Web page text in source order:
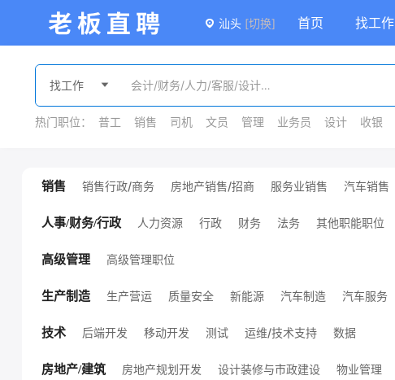
汕头 [切换] 首页 找工作
热门职位： 普工 销售 司机 文员 管理 业务员 设计 收银
销售 销售行政/商务 房地产销售/招商 服务业销售
汽车销售
医疗销售
销售管理 其他销售职位
人事/财务/行政 人力资源 行政 财务 法务 其他职能职位
高级管理 高级管理职位
生产制造 生产营运 质量安全 新能源 汽车制造
汽车服务
其他生产制造职位
环保 能源/地质
技术 后端开发 移动开发 测试 运维/技术支持
数据
高端技术职位
人工智能 销售技术支持 其他技术职位
房地产/建筑 房地产规划开发 设计装修与市政建设
物业管理